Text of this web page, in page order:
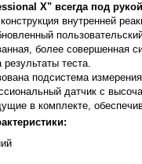
X" всегда под
внутренней
более совершенная
теста.
подсистема
датчик с
в комплекте,